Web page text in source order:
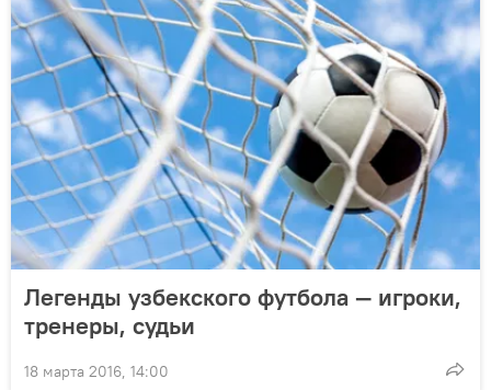
Легенды узбекского футбола — игроки,
тренеры, судьи
18 марта 2016, 14:00